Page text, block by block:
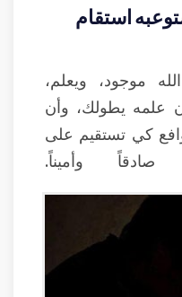
استقام
موجود، ويعلم،
علمه يطولك، وأن
كي تستقيم على
وأميناً.